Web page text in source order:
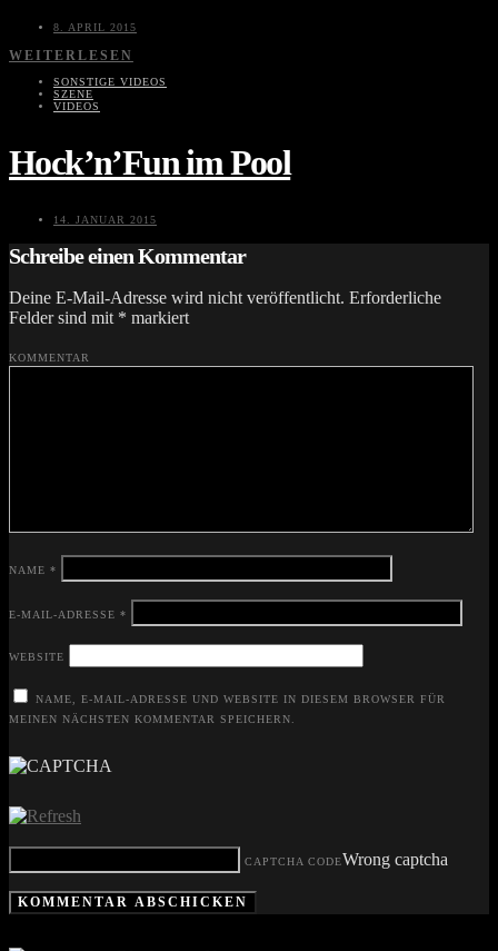
8. APRIL 2015
WEITERLESEN
SONSTIGE VIDEOS
SZENE
VIDEOS
Hock’n’Fun im Pool
14. JANUAR 2015
Schreibe einen Kommentar
Deine E-Mail-Adresse wird nicht veröffentlicht. Erforderliche
Felder sind mit * markiert
KOMMENTAR
NAME *
E-MAIL-ADRESSE *
WEBSITE
NAME, E-MAIL-ADRESSE UND WEBSITE IN DIESEM BROWSER FÜR
MEINEN NÄCHSTEN KOMMENTAR SPEICHERN.
CAPTCHA CODEWrong captcha